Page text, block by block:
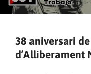
38 aniversari
d’Alliberament